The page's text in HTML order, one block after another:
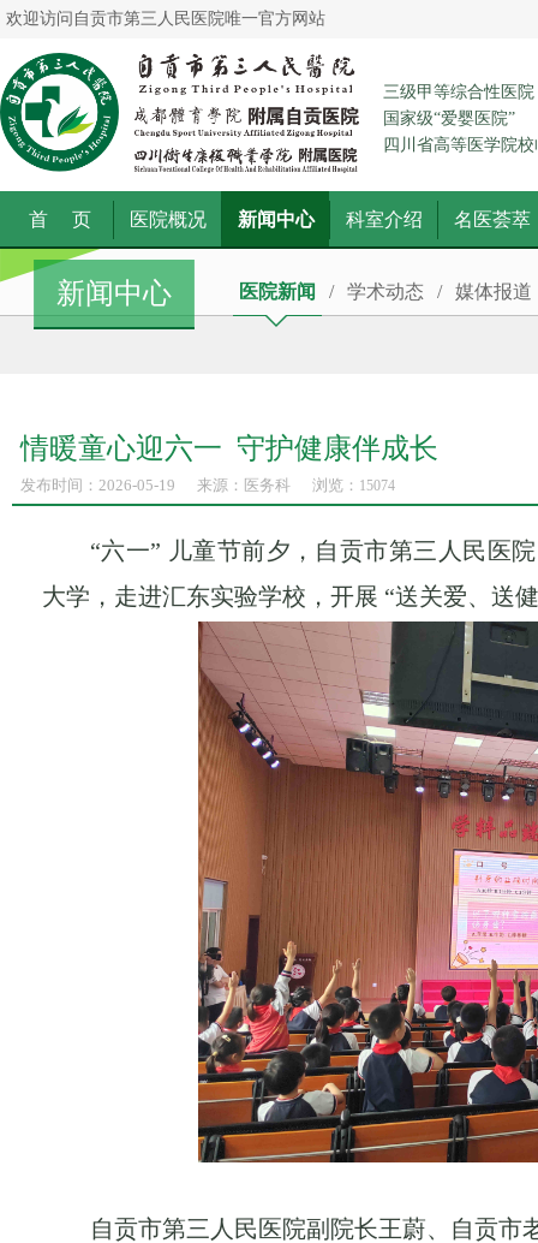
欢迎访问自贡市第三人民医院唯一官方网站
三级甲等综合性医院
国家级“爱婴医院”
四川省高等医学院
首 页 医院概况 新闻中心 科室介绍 名医荟萃
新闻中心 医院新闻 / 学术动态 / 媒体报道
情暖童心迎六一 守护健康伴成长
发布时间：2026-05-19 来源：医务科 浏览： 15074
“六一” 儿童节前夕，自贡市第三人民医
大学，走进汇东实验学校，开展 “送关爱、送
自贡市第三人民医院副院长王蔚、自贡